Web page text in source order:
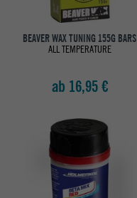
BEAVER WAX TUNING 155G BARS
ALL TEMPERATURE
ab 16,95 €